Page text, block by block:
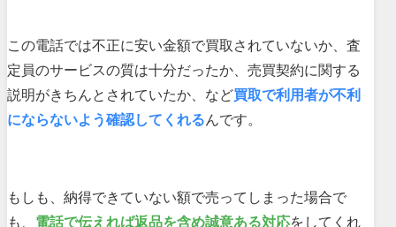
この電話では不正に安い金額で買取されていないか、査
定員のサービスの質は十分だったか、売買契約に関する
説明がきちんとされていたか、など買取で利用者が不利
にならないよう確認してくれるんです。
もしも、納得できていない額で売ってしまった場合で
も、 電話で伝えれば返品を含め誠意ある対応をしてくれ